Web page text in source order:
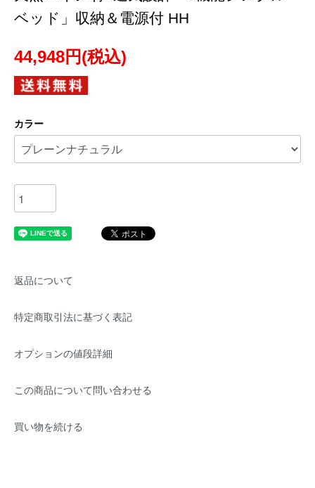
ベッド」収納＆電源付 HH
44,948円(税込)
カラー
返品について
特定商取引法に基づく表記
オプションの値段詳細
この商品について問い合わせる
買い物を続ける